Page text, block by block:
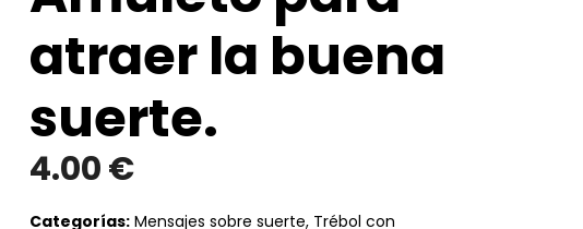
atraer la buena
suerte.
4.00€
Categorías: Mensajes sobre suerte, Trébol con